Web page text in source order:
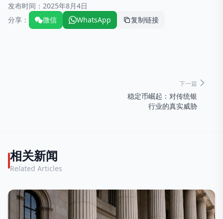
发布时间： 2025年8月4日
分享：
微信 WhatsApp 复制链接
下一篇
稳定币崛起：对传统银
行业的真实威胁
相关新闻
Related Articles